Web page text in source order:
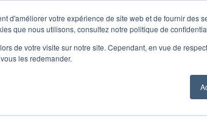
d'améliorer votre expérience de site web et de fournir des
que nous utilisons, consultez notre politique de
de votre visite sur notre site. Cependant, en vue de
les redemander.
PlanningTarifsActualités